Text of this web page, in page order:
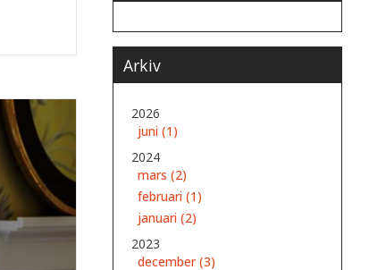
Arkiv
2026
juni (1)
2024
mars (2)
februari (1)
januari (2)
2023
december (3)